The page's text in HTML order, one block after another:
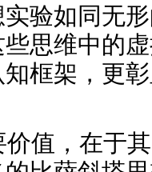
验如同无
思维中的
框架，更
值，在于